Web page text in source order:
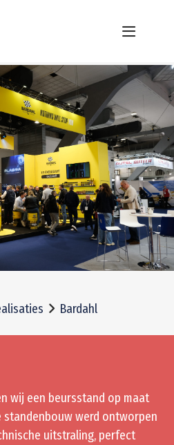
Bardahl
wij een beursstand op maat
standenbouw werd ontworpen
uitstraling, perfect